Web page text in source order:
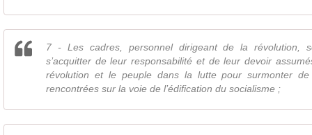
7 - Les cadres, personnel dirigeant de la révolution,
s’acquitter de leur responsabilité et de leur devoir
révolution et le peuple dans la lutte pour surmonter
rencontrées sur la voie de l’édification du socialisme ;